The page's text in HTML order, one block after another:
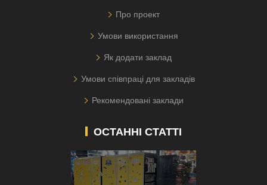
Про проект
Умови використання
Як додати заклад
Умови співпраці для закладів
Рекомендовані заклади
ОСТАННІ СТАТТІ